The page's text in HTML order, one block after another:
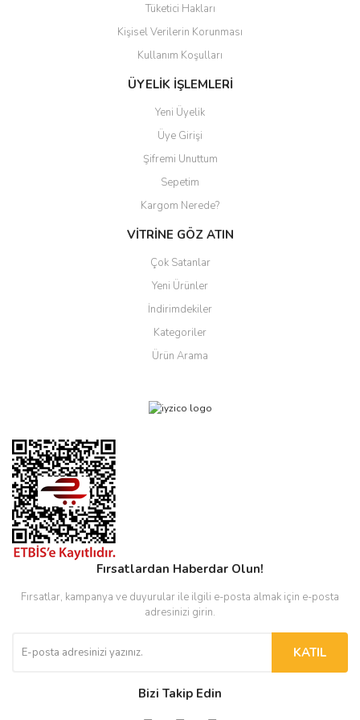
Gönder
Tüketici Hakları
Kişisel Verilerin Korunması
Kullanım Koşulları
ÜYELİK İŞLEMLERİ
Yeni Üyelik
Üye Girişi
Şifremi Unuttum
Sepetim
Kargom Nerede?
VİTRİNE GÖZ ATIN
Çok Satanlar
Yeni Ürünler
İndirimdekiler
Kategoriler
Ürün Arama
Fırsatlardan Haberdar Olun!
Fırsatlar, kampanya ve duyurular ile ilgili e-posta almak için e-posta
adresinizi girin.
KATIL
Bizi Takip Edin